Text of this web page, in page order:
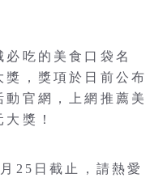
吃的美食口袋名
，獎項於日前公布
官網，上網推薦美
獎！
25日截止，請熱愛